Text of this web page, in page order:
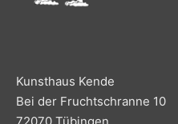
Kunsthaus Kende
Bei der Fruchtschranne 10